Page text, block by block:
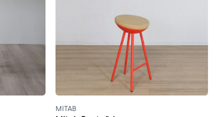
MITAB